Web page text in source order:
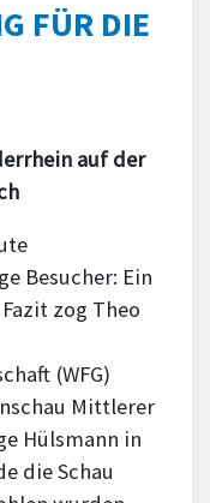
FÜR DIE
auf der
Besucher: Ein
zog Theo
(WFG)
Mittlerer
Hülsmann in
die Schau